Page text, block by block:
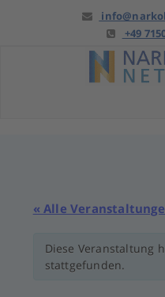
+49
« Alle
Diese Veranstaltung
stattgefunden.